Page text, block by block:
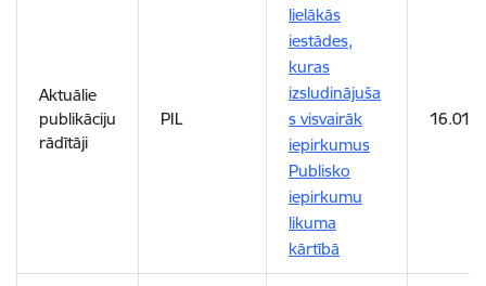
Aktuālie
publikāciju
rādītāji
PIL
lielākās
iestādes,
kuras
izsludinājuša
s visvairāk
iepirkumus
Publisko
iepirkumu
likuma
kārtībā